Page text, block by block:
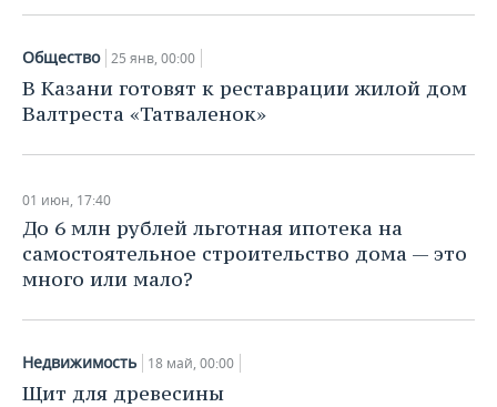
Общество 25 янв, 00:00
В Казани готовят к реставрации жилой дом
Валтреста «Татваленок»
01 июн, 17:40
До 6 млн рублей льготная ипотека на
самостоятельное строительство дома — это
много или мало?
Недвижимость 18 май, 00:00
Щит для древесины